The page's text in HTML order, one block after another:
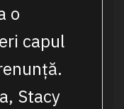
o
capul
Stacy